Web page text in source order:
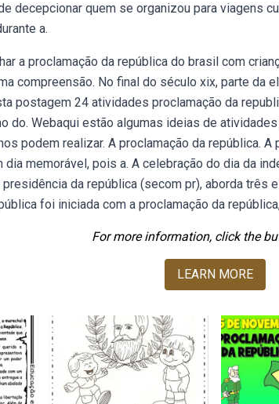
decepcionar quem se organizou para viagens
a.
a proclamação da república do brasil com
compreensão. No final do século xix, parte da
postagem 24 atividades proclamação da
do. Webaqui estão algumas ideias de
podem realizar. A proclamação da república.
dia memorável, pois a. A celebração do dia da
da república (secom pr), aborda três
foi iniciada com a proclamação da
For more information, click the
LEARN MORE